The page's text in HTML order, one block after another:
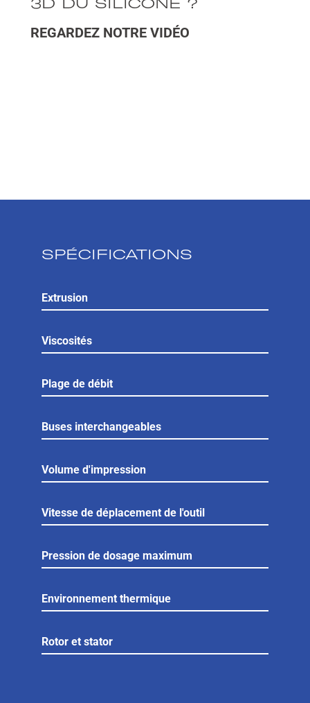
REGARDEZ NOTRE VIDÉO
SPÉCIFICATIONS
Extrusion
Viscosités
Plage de débit
Buses interchangeables
Volume d'impression
Vitesse de déplacement de l'outil
Pression de dosage maximum
Environnement thermique
Rotor et stator